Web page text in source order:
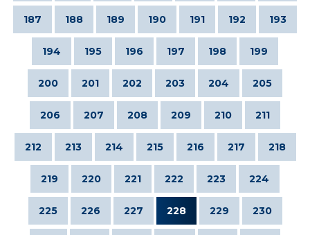
187 188 189 190 191 192 193
194 195 196 197 198 199
200 201 202 203 204 205
206 207 208 209 210 211
212 213 214 215 216 217 218
219 220 221 222 223 224
225 226 227 228 229 230